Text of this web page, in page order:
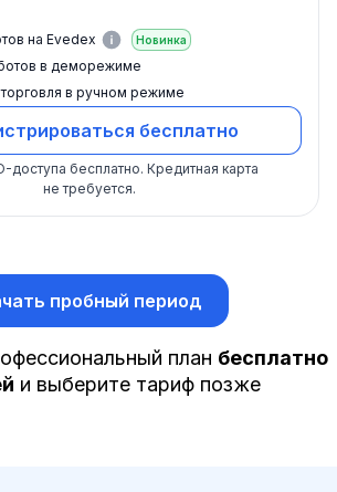
на Evedex Новинка
в деморежиме
в ручном режиме
бесплатно
доступа бесплатно. Кредитная карта
не требуется.
пробный период
план бесплатно
и выберите тариф позже